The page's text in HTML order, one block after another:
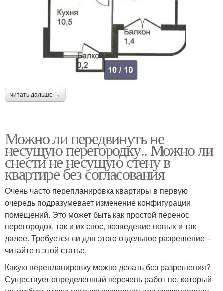
читать дальше →
Можно ли передвинуть не
несущую перегородку.. Можно ли
снести не несущую стену в
квартире без согласования
Очень часто перепланировка квартиры в первую
очередь подразумевает изменение конфигурации
помещений. Это может быть как простой перенос
перегородок, так и их снос, возведение новых и так
далее. Требуется ли для этого отдельное разрешение –
читайте в этой статье.
Какую перепланировку можно делать без разрешения?
Существует определенный перечень работ по, который